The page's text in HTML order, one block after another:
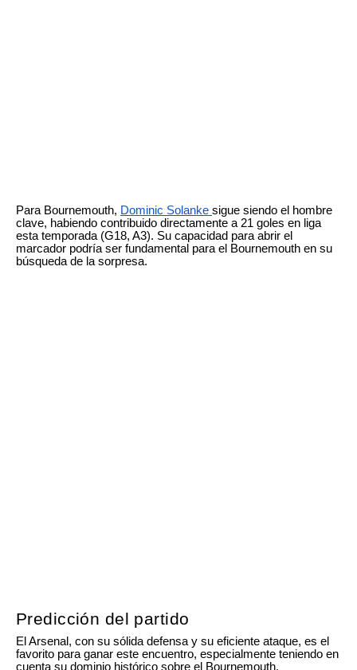
Para Bournemouth, Dominic Solanke sigue siendo el hombre
clave, habiendo contribuido directamente a 21 goles en liga
esta temporada (G18, A3). Su capacidad para abrir el
marcador podría ser fundamental para el Bournemouth en su
búsqueda de la sorpresa.
Predicción del partido
El Arsenal, con su sólida defensa y su eficiente ataque, es el
favorito para ganar este encuentro, especialmente teniendo en
cuenta su dominio histórico sobre el Bournemouth.